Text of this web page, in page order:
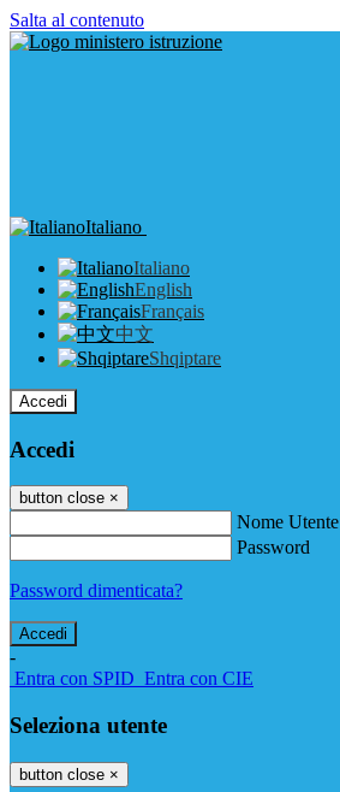
Salta al contenuto
Italiano
Italiano
English
Français
中文
Shqiptare
Accedi
Accedi
button close ×
Nome Utente
Password
Password dimenticata?
-
Entra con SPID Entra con CIE
Seleziona utente
button close ×